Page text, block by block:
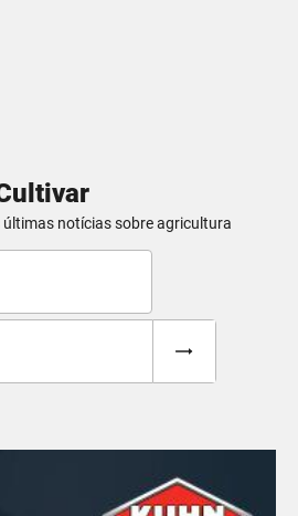
últimas notícias sobre agricultura